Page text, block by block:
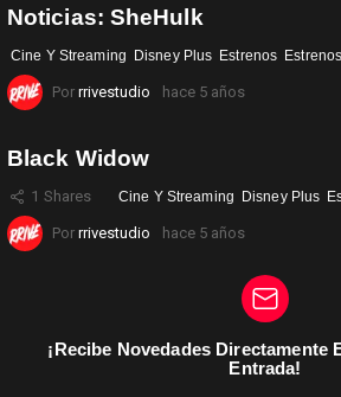
Cine Y Streaming Disney Plus Estrenos Estrenos
Noticias: SheHulk
Por rrivestudio hace 5 años
1 Shares Cine Y Streaming Disney Plus
Black Widow
Por rrivestudio hace 5 años
¡Recibe Novedades Directamente
Entrada!